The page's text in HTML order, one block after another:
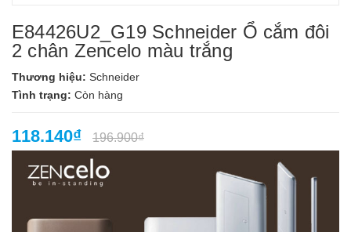
E84426U2_G19 Schneider Ổ cắm đôi
2 chân Zencelo màu trắng
Thương hiệu: Schneider
Tình trạng: Còn hàng
118.140₫ 196.900₫